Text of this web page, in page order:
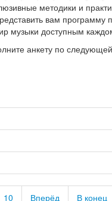
методики и
вам программу
музыки доступным
анкету по
10 Вперёд В конец